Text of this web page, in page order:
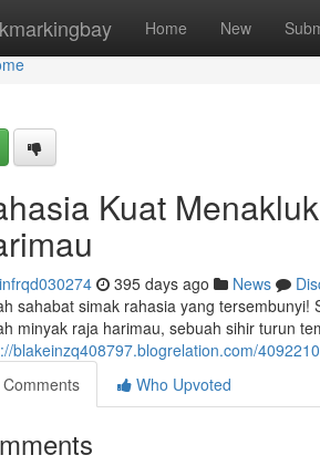
Home New
Kuat
395 days ago News
sahabat simak rahasia yang
minyak raja harimau, sebuah sihir turun
blakeinzq408797.blogrelation.com/
Comments
Who Upvoted